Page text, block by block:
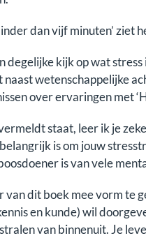
dan vijf minuten’ ziet
degelijke kijk op wat
wetenschappelijke
over ervaringen met
staat, leer ik je
is om jouw
is van vele
van dit boek mee vorm te
en kunde) wil
van binnenuit. Je